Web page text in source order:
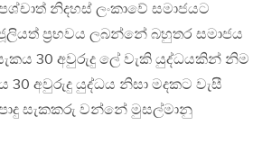
නිදහස් ලංකාවේ සමාජයට
ප්‍රභවය ලබන්නේ බහුතර සමාජය
30 අවුරුදු ලේ වැකි යුද්ධයකින් නිම
අවුරුදු යුද්ධය නිසා මදකට වැසී
සැකකරු වන්නේ මුසල්මානු